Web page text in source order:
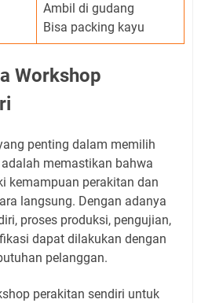
Ambil di gudang
Bisa packing kayu
Workshop
penting dalam memilih
memastikan bahwa
kemampuan perakitan dan
langsung. Dengan adanya
proses produksi, pengujian,
dapat dilakukan dengan
pelanggan.
perakitan sendiri untuk